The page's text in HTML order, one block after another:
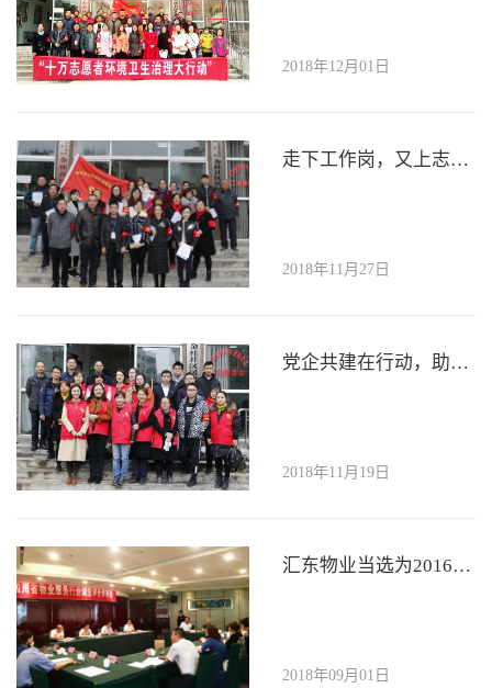
2018年12月01日
走下工作岗，又上志愿岗——公司党员志愿者团队深入社区进行“创文”宣传活动
2018年11月27日
党企共建在行动，助推创文新进程——“十万志愿者环境卫生治理大行动”
2018年11月19日
汇东物业当选为2016——2017年度省AAA级诚信服务企业
2018年09月01日